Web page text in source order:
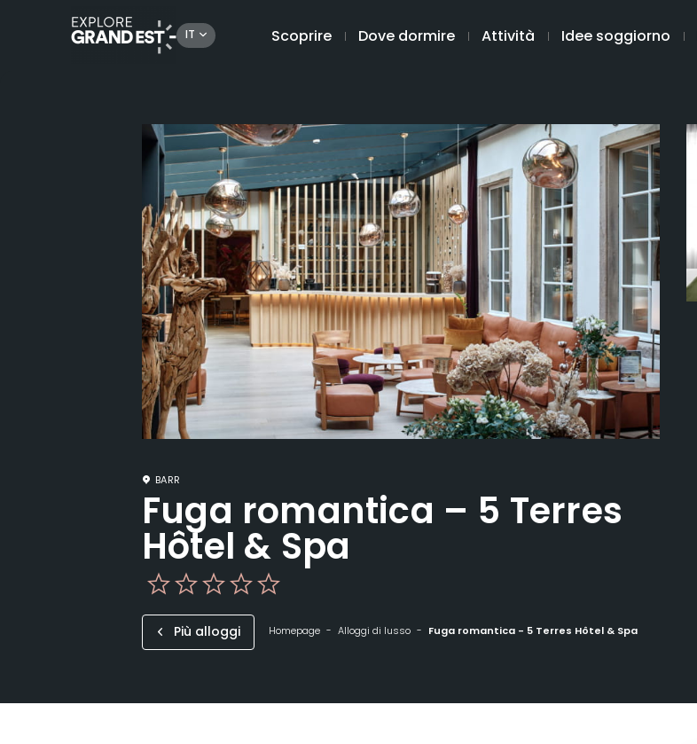
IT Scoprire Dove dormire Attività Idee soggiorno
BARR
Fuga romantica – 5 Terres
Hôtel & Spa
Più alloggi Homepage Alloggi di lusso Fuga romantica - 5 Terres Hôtel & Spa